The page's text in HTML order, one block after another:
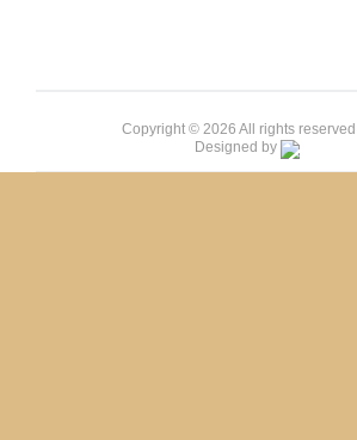
Copyright © 2026 All rights reserved.
Designed by